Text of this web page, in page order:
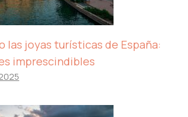
las joyas turísticas de España:
imprescindibles